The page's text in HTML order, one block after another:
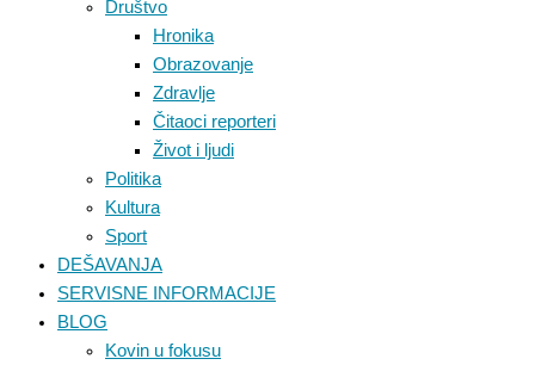
Društvo
Hronika
Obrazovanje
Zdravlje
Čitaoci reporteri
Život i ljudi
Politika
Kultura
Sport
DEŠAVANJA
SERVISNE INFORMACIJE
BLOG
Kovin u fokusu